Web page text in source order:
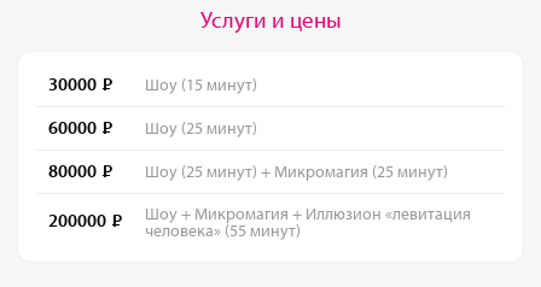
Услуги и цены
30000 Шоу (15 минут)
60000 Шоу (25 минут)
80000 Шоу (25 минут) + Микромагия (25 минут)
200000 Шоу + Микромагия + Иллюзион «левитация
человека» (55 минут)